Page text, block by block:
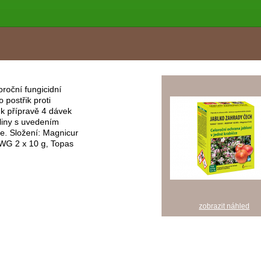
fungicidní
postřik proti
přípravě 4 dávek
s uvedením
Složení: Magnicur
2 x 10 g, Topas
zobrazit náhled